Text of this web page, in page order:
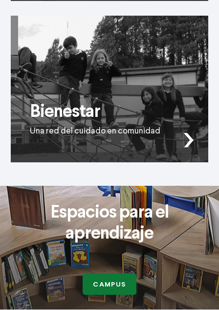
Bienestar
Una red del cuidado en comunidad
Espacios para el
aprendizaje
CAMPUS